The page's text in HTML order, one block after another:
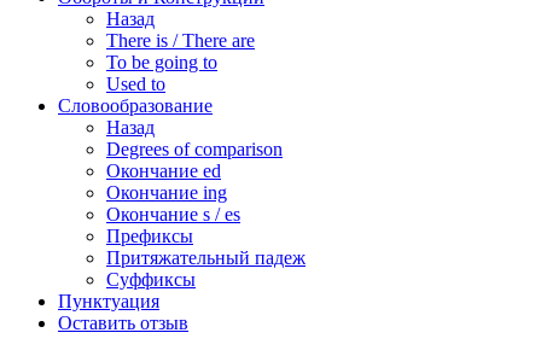
Назад
There is / There are
To be going to
Used to
Словообразование
Назад
Degrees of comparison
Окончание ed
Окончание ing
Окончание s / es
Префиксы
Притяжательный падеж
Суффиксы
Пунктуация
Оставить отзыв